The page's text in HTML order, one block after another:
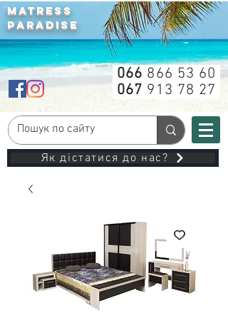
MATRESS
PARADISE
066 866 53 60
067 913 78 27
Як дістатися до нас?